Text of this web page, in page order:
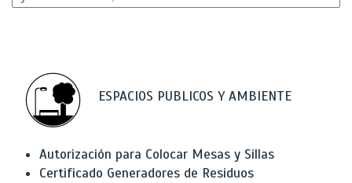
ESPACIOS PUBLICOS Y AMBIENTE
Autorización para Colocar Mesas y Sillas
Certificado Generadores de Residuos